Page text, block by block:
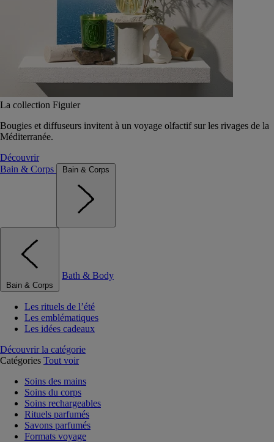
La collection Figuier
Bougies et diffuseurs invitent à un voyage olfactif sur les rivages de la
Méditerranée.
Découvrir
Bain & Corps
Bain & Corps
Bain & Corps
Bath & Body
Les rituels de l’été
Les emblématiques
Les idées cadeaux
Découvrir la catégorie
Catégories Tout voir
Soins des mains
Soins du corps
Soins rechargeables
Rituels parfumés
Savons parfumés
Formats voyage